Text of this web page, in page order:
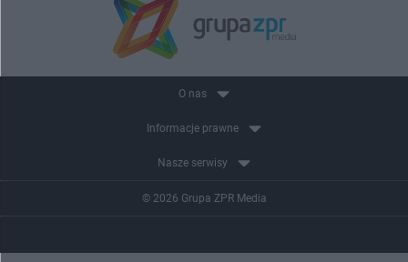
O nas
Informacje prawne
Nasze serwisy
© 2026 Grupa ZPR Media